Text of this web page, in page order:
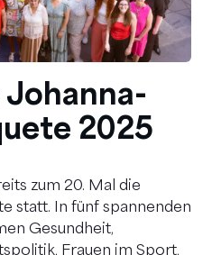
Johanna-
2025
zum 20. Mal die
statt. In fünf spannenden
Gesundheit,
Frauen im Sport,